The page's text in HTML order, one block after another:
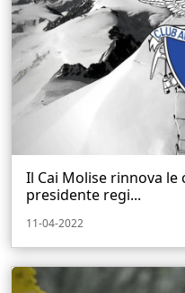
Il Cai Molise rinnova
presidente regi...
11-04-2022